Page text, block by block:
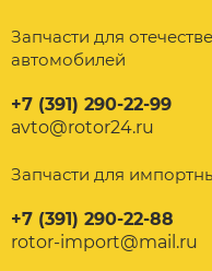
Запчасти для
автомобилей
+7 (391) 290-22-99
avto@rotor24.ru
Запчасти для
+7 (391) 290-22-88
rotor-import@mail.ru